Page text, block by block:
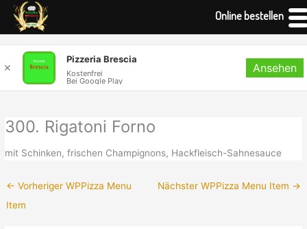
Inhalt
springen
300. Rigatoni Forno
mit Schinken, frischen Champignons, Hackfleisch-Sahnesauce
← Vorheriger WPPizza Menu
Item
Nächster WPPizza Menu Item →
Online bestellen
✕
Pizzeria Brescia
Kostenfrei
Bei Google Play
Ansehen